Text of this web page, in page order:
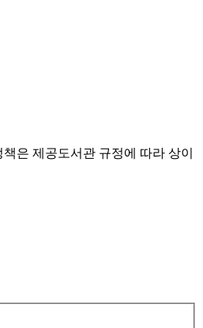
은 제공도서관 규정에 따라 상이